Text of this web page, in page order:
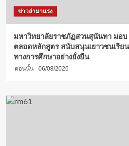
ข่าวล่ามาแรง
มหาวิทยาลัยราชภัฏสวนสุนันทา มอบ
ตลอดหลักสูตร สนับสนุนเยาวชนเรีย
ทางการศึกษาอย่างยั่งยืน
ตอนนั้น 06/08/2026